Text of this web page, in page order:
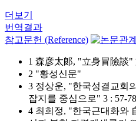
더보기
번역결과
참고문헌 (Reference)
1 森彦太郞, "立身冒險談"
2 "황성신문"
3 정상운, "한국성결교회
잡지를 중심으로" 3 : 57-
4 최희정, "한국근대화와